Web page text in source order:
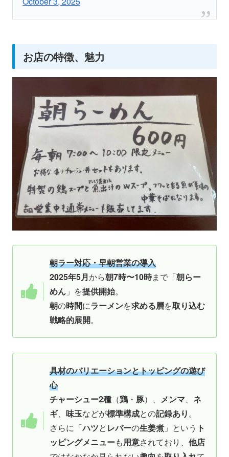
お店の特徴、魅力
朝ラー対応・早朝営業の導入
2025年5月から朝7時〜10時まで「朝らー
めん 」を提供開始。
朝の時間にラーメンを求める層を取り込む
戦略的展開。
具材のバリエーションとトッピングの遊び
心
チャーシュー2種 （鶏 ・ 豚）、 メンマ、 ネ
ギ、 味玉などが標準構成との記録あり。
さらに「ハツと レバーの生姜煮 」という ト
ッピングメニューも用意されており、 他店